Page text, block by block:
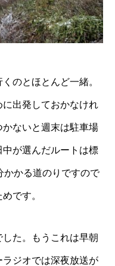
のとほとんど一緒。
出発しておかなけれ
ないと週末は駐車場
が選んだルートは標
かかる道のりですので
です。
た。もうこれは早朝
ジオでは深夜放送が